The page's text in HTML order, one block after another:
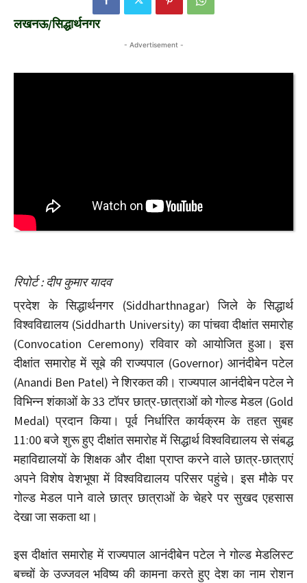
लखनऊ/सिद्धार्थनगर
- Advertisement -
रिपोर्ट : दीप कुमार यादव
प्रदेश के सिद्धार्थनगर (Siddharthnagar) जिले के सिद्धार्थ
विश्वविद्यालय (Siddharth University) का पांचवा दीक्षांत समारोह
(Convocation Ceremony) रविवार को आयोजित हुआ। इस
दीक्षांत समारोह में सूबे की राज्यपाल (Governor) आनंदीबेन पटेल
(Anandi Ben Patel) ने शिरकत की। राज्यपाल आनंदीबेन पटेल ने
विभिन्न शंकाओं के 33 टॉपर छात्र-छात्राओं को गोल्ड मेडल (Gold
Medal) प्रदान किया। पूर्व निर्धारित कार्यक्रम के तहत सुबह
11:00 बजे शुरू हुए दीक्षांत समारोह में सिद्धार्थ विश्वविद्यालय से संबद्ध
महाविद्यालयों के शिक्षक और दीक्षा प्राप्त करने वाले छात्र-छात्राएं
अपने विशेष वेशभूषा में विश्वविद्यालय परिसर पहुंचे। इस मौके पर
गोल्ड मेडल पाने वाले छात्र छात्राओं के चेहरे पर सुखद एहसास
देखा जा सकता था।
इस दीक्षांत समारोह में राज्यपाल आनंदीबेन पटेल ने गोल्ड मेडलिस्ट
बच्चों के उज्जवल भविष्य की कामना करते हुए देश का नाम रोशन